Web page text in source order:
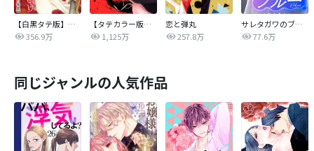
【白黒タテ版】孕むまで乱れいけ～身代わり花嫁と軍服の猛愛
356.9万
【タテカラー版】漣蒼士に処女を捧ぐ～さあ、じっくり愛でましょうか
1,125万
恋と弾丸
257.8万
サレタガワのブルー【タテヨミ】
77.6万
同じジャンルの人気作品